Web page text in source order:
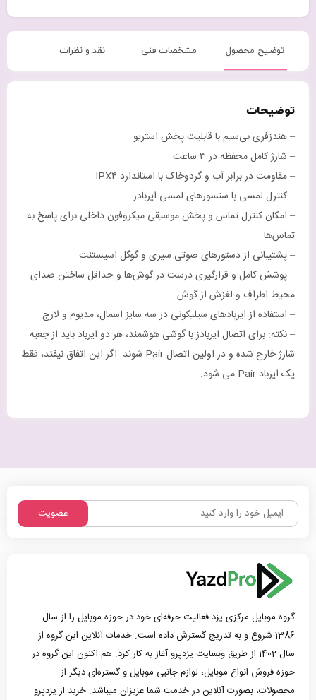
توضیح محصول مشخصات فنی نقد و نظرات
توضیحات
– هندزفری بی‌سیم با قابلیت پخش استریو
– شارژ کامل محفظه در ۳ ساعت
– مقاومت در برابر آب و گردوخاک با استاندارد IPX۴
– کنترل لمسی با سنسورهای لمسی ایربادز
– امکان کنترل تماس و پخش موسیقی میکروفون داخلی برای پاسخ به
تماس‌ها
– پشتیبانی از دستورهای صوتی سیری و گوگل اسیستنت
– پوشش کامل و قرارگیری درست در گوش‌ها و حداقل ساختن صدای
محیط اطراف و لغزش از گوش
– استفاده از ایربادهای سیلیکونی در سه سایز اسمال، مدیوم و لارج
– نکته:‌ برای اتصال ایربادز با گوشی هوشمند، هر دو ایرباد باید از جعبه
شارژ خارج شده و در اولین اتصال Pair شوند. اگر این اتفاق نیفتد، فقط
یک ایرباد Pair می شود.
عضویت
گروه موبایل مرکزی یزد فعالیت حرفه‌ای خود در حوزه موبایل را از سال
1386 شروع و به تدریج گسترش داده است. خدمات آنلاین این گروه از
سال 1402 از طریق وبسایت یزدپرو آغاز به کار کرد. هم اکنون این گروه در
حوزه فروش انواع موبایل، لوازم جانبی موبایل و گستره‌ای دیگر از
محصولات، بصورت آنلاین در خدمت شما عزیزان میباشد. خرید از یزدپرو